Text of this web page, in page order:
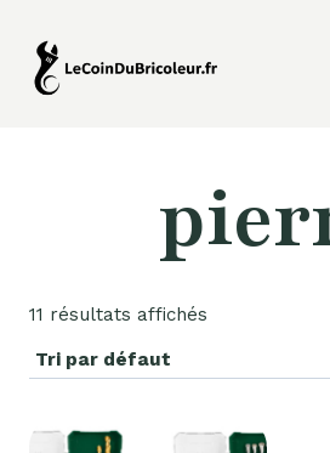
contenu
11 résultats affichés